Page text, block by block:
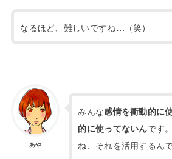
なるほど、難しいですね…（笑）
あや
みんな感情を衝動的に
的に使ってないんです。
ね、それを活用するんで